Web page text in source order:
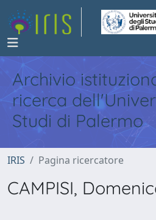
Archivio
ricerca
Studi di Palermo
IRIS Pagina ricercatore
CAMPISI,